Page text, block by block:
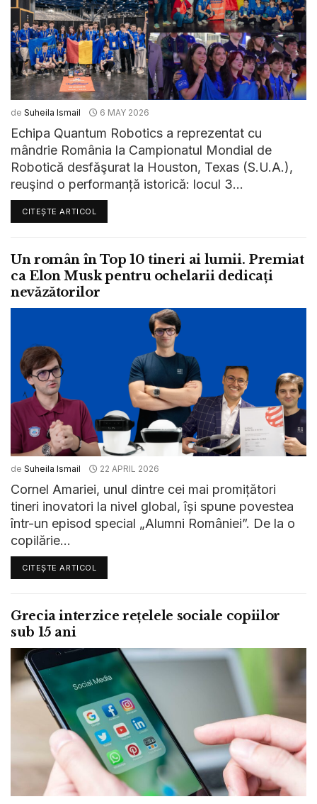
de Suheila Ismail 6 MAY 2026
Echipa Quantum Robotics a reprezentat cu
mândrie România la Campionatul Mondial de
Robotică desfăşurat la Houston, Texas (S.U.A.),
reuşind o performanță istorică: locul 3...
CITEȘTE ARTICOL
Un român în Top 10 tineri ai lumii. Premiat
ca Elon Musk pentru ochelarii dedicați
nevăzătorilor
de Suheila Ismail 22 APRIL 2026
Cornel Amariei, unul dintre cei mai promițători
tineri inovatori la nivel global, își spune povestea
într-un episod special „Alumni României”. De la o
copilărie...
CITEȘTE ARTICOL
Grecia interzice rețelele sociale copiilor
sub 15 ani